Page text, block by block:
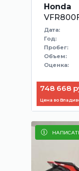
Honda
Дата:
Год:
Пробег:
Объем:
Оценка:
748 668
Цена во